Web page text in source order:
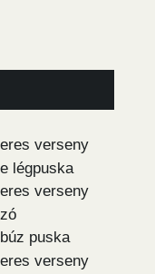
verseny
légpuska
verseny
puska
verseny